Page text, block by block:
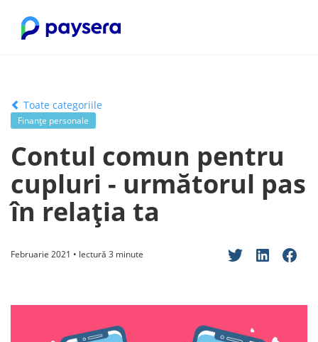
Toate categoriile
Finanțe personale
Contul comun pentru
cupluri - următorul pas
în relația ta
Februarie 2021 • lectură 3 minute